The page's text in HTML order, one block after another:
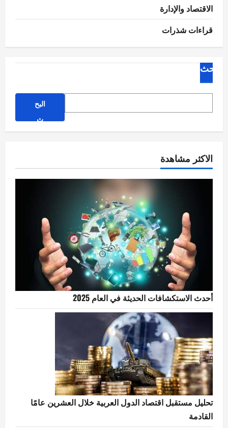
الاقتصاد والإدارة
قراءات شذرات
البحث
البح
ث
الاكثر مشاهدة
أحدث الاستكشافات الحديثة في العام 2025
تحليل مستقبل اقتصاد الدول العربية خلال العشرين عامًا
القادمة